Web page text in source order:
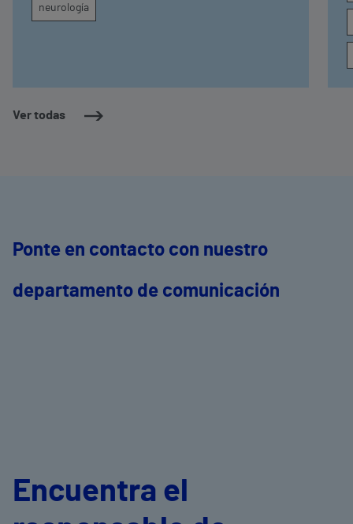
Ver todas
neurología
Ponte en contacto con nuestro
departamento de comunicación
Encuentra el